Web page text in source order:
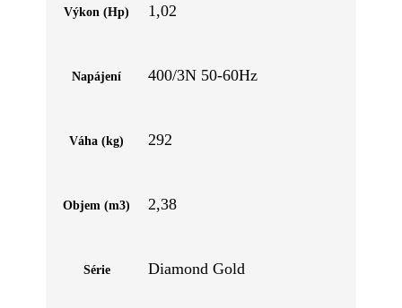
Výkon (Hp) 1,02
Napájení 400/3N 50-60Hz
Váha (kg) 292
Objem (m3) 2,38
Série Diamond Gold